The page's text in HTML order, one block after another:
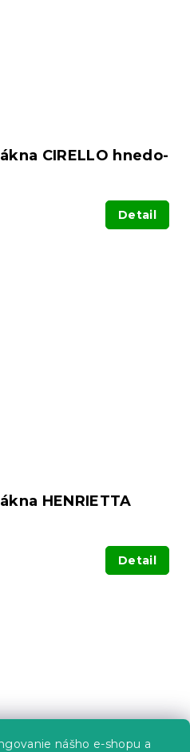
nášho e-shopu a
CIRELLO hnedo-
Detail
HENRIETTA
Detail